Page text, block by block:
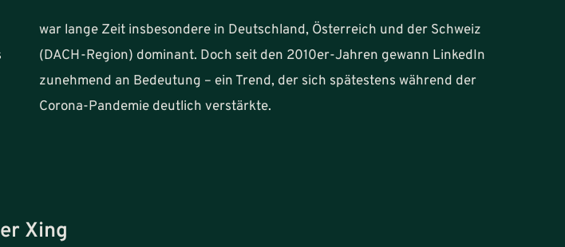
war lange Zeit insbesondere in Deutschland, Österreich und der Schweiz
(DACH-Region) dominant. Doch seit den 2010er-Jahren gewann LinkedIn
zunehmend an Bedeutung – ein Trend, der sich spätestens während der
Corona-Pandemie deutlich verstärkte.
Xing